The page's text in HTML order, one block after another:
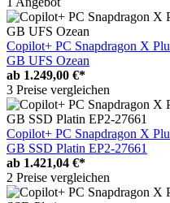
Copilot+ PC Snapdragon X
GB UFS Ozean
ab 1.249,00 €*
3 Preise vergleichen
Copilot+ PC Snapdragon X
GB SSD Platin EP2-27661
ab 1.421,04 €*
2 Preise vergleichen